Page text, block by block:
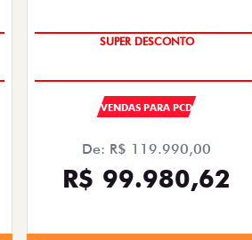
VENDAS PARA PCD
De: R$ 119.990,00
R$ 99.980,62